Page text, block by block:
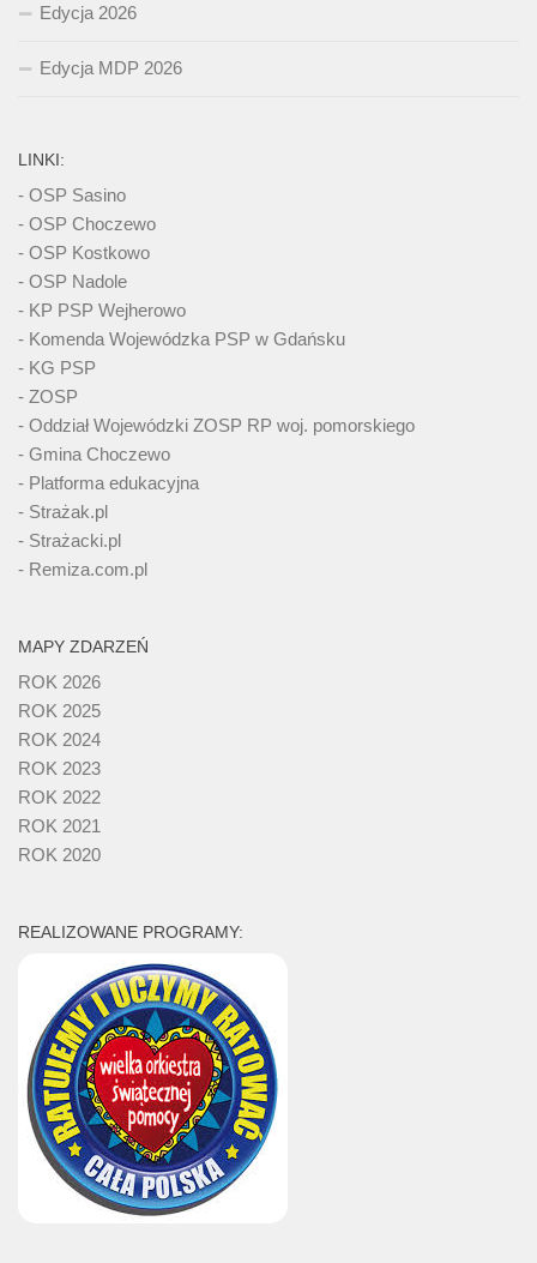
Edycja 2026
Edycja MDP 2026
LINKI:
- OSP Sasino
- OSP Choczewo
- OSP Kostkowo
- OSP Nadole
- KP PSP Wejherowo
- Komenda Wojewódzka PSP w Gdańsku
- KG PSP
- ZOSP
- Oddział Wojewódzki ZOSP RP woj. pomorskiego
- Gmina Choczewo
- Platforma edukacyjna
- Strażak.pl
- Strażacki.pl
- Remiza.com.pl
MAPY ZDARZEŃ
ROK 2026
ROK 2025
ROK 2024
ROK 2023
ROK 2022
ROK 2021
ROK 2020
REALIZOWANE PROGRAMY: